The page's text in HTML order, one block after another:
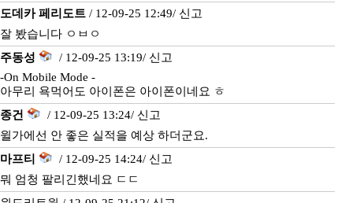
도데카 페리도트 / 12-09-25 12:49/ 신고
잘 봤습니다 ㅇㅂㅇ
주동성
/ 12-09-25 13:19/ 신고
-On Mobile Mode -
아무리 욕먹어도 아이폰은 아이폰이네요 ㅎ
종건
/ 12-09-25 13:24/ 신고
윌가에선 안 좋은 실적을 예상 하더군요.
마프티
/ 12-09-25 14:24/ 신고
뭐 엄청 팔리긴했네요 ㄷㄷ